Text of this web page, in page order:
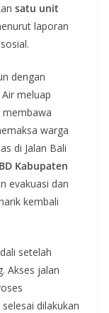
satu unit
laporan
dengan
meluap
warga
di Jalan Bali
Kabupaten
evakuasi dan
kembali
setelah
Akses jalan
dilakukan